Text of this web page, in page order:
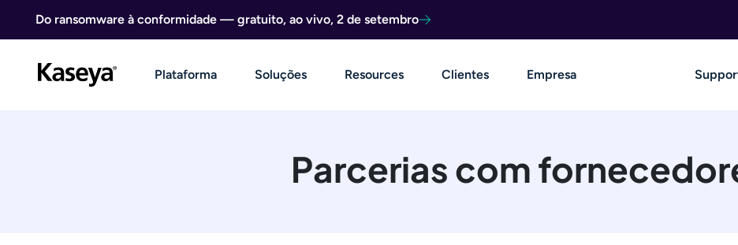
Do ransomware à conformidade — gratuito, ao vivo, 2 de setembro
Plataforma Soluções Resources Clientes Empresa
Parcerias com